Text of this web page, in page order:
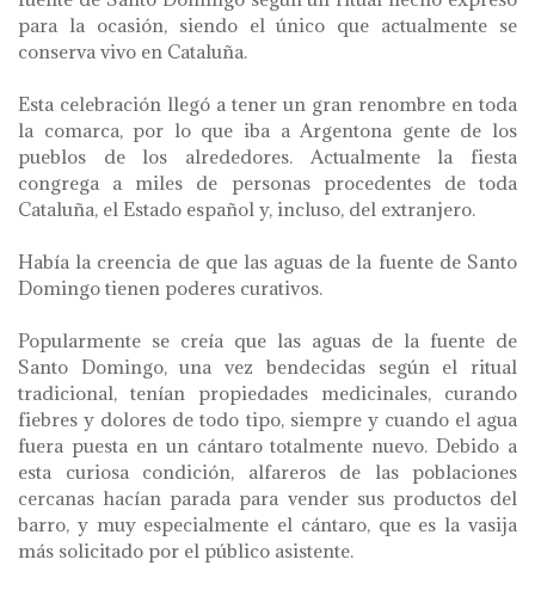
para la ocasión, siendo el único que actualmente se
conserva vivo en Cataluña.
Esta celebración llegó a tener un gran renombre en toda
la comarca, por lo que iba a Argentona gente de los
pueblos de los alrededores. Actualmente la fiesta
congrega a miles de personas procedentes de toda
Cataluña, el Estado español y, incluso, del extranjero.
Había la creencia de que las aguas de la fuente de Santo
Domingo tienen poderes curativos.
Popularmente se creía que las aguas de la fuente de
Santo Domingo, una vez bendecidas según el ritual
tradicional, tenían propiedades medicinales, curando
fiebres y dolores de todo tipo, siempre y cuando el agua
fuera puesta en un cántaro totalmente nuevo. Debido a
esta curiosa condición, alfareros de las poblaciones
cercanas hacían parada para vender sus productos del
barro, y muy especialmente el cántaro, que es la vasija
más solicitado por el público asistente.